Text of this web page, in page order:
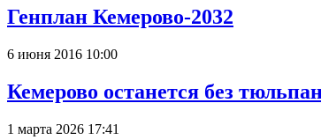
Генплан Кемерово-2032
6 июня 2016 10:00
Кемерово останется без
1 марта 2026 17:41